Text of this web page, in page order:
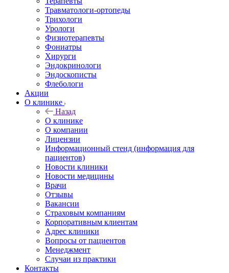
Травматологи-ортопеды
Трихологи
Урологи
Физиотерапевты
Фониатры
Хирурги
Эндокринологи
Эндоскописты
Флебологи
Акции
О клинике
Назад
О клинике
О компании
Лицензии
Информационный стенд (информация для
пациентов)
Новости клиники
Новости медицины
Врачи
Отзывы
Вакансии
Страховым компаниям
Корпоративным клиентам
Адрес клиники
Вопросы от пациентов
Менеджмент
Случаи из практики
Контакты